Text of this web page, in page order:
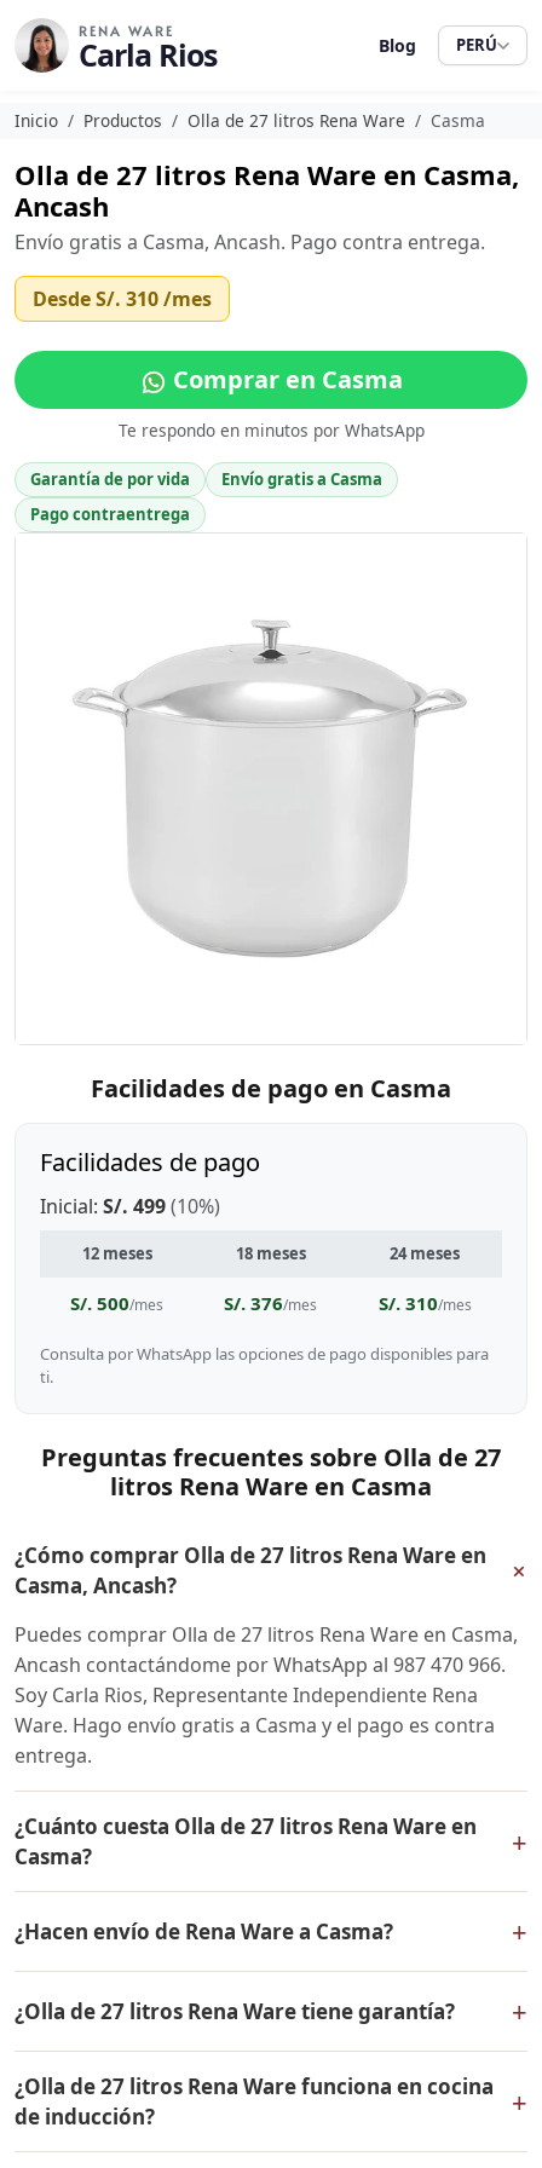
RENA WARE
Carla Rios Blog PERÚ
Inicio Productos Olla de 27 litros Rena Ware Casma
Olla de 27 litros Rena Ware en Casma,
Ancash
Envío gratis a Casma, Ancash. Pago contra entrega.
DesdeS/. 310/mes
Comprar en Casma
Te respondo en minutos por WhatsApp
Garantía de por vida
Envío gratis a Casma
Pago contraentrega
Facilidades de pago en Casma
Facilidades de pago
Inicial: S/. 499(10%)
12 meses 18 meses 24 meses
S/. 500/mes S/. 376/mes S/. 310/mes
Consulta por WhatsApp las opciones de pago disponibles para
ti.
Preguntas frecuentes sobre Olla de 27
litros Rena Ware en Casma
¿Cómo comprar Olla de 27 litros Rena Ware en
Casma, Ancash?
+
Puedes comprar Olla de 27 litros Rena Ware en Casma,
Ancash contactándome por WhatsApp al 987 470 966.
Soy Carla Rios, Representante Independiente Rena
Ware. Hago envío gratis a Casma y el pago es contra
entrega.
¿Cuánto cuesta Olla de 27 litros Rena Ware en
Casma?
+
todo el Perú. Contáctame por WhatsApp para conocer
el precio actual, promociones disponibles y facilidades
de pago en cuotas desde el 10% de inicial.
¿Hacen envío de Rena Ware a Casma? +
a Casma, Ancash y a todo el Perú. El pago es contra
entrega.
¿Olla de 27 litros Rena Ware tiene garantía? +
contra defectos de fabricación. Todos los productos
Rena Ware están fabricados en acero inoxidable
quirúrgico 18/10 de la más alta calidad.
¿Olla de 27 litros Rena Ware funciona en cocina
de inducción?
+